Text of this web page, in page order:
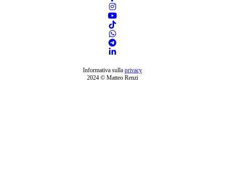
Informativa sulla privacy
2024 © Matteo Renzi